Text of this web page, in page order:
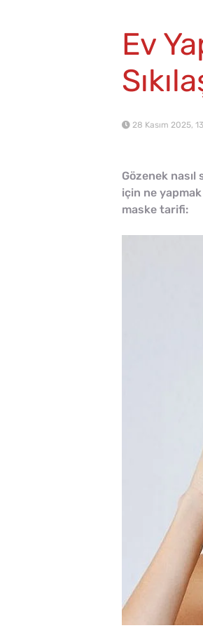
Ev
28 Kasım 2025,
Gözenek nasıl
için ne
maske tarifi: